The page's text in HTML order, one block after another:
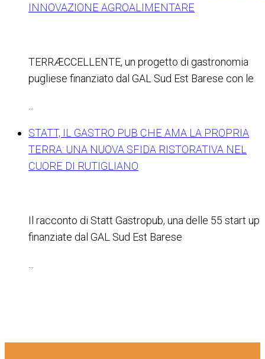
INNOVAZIONE AGROALIMENTARE
TERRÆCCELLENTE, un progetto di gastronomia
pugliese finanziato dal GAL Sud Est Barese con le
STATT, IL GASTRO PUB CHE AMA LA PROPRIA
TERRA: UNA NUOVA SFIDA RISTORATIVA NEL
CUORE DI RUTIGLIANO
Il racconto di Statt Gastropub, una delle 55 start up
finanziate dal GAL Sud Est Barese